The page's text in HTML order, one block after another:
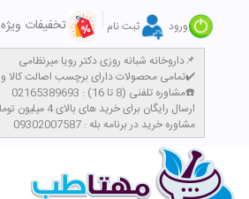
ورود ثبت نام تخفیفات ویژه
داروخانه شبانه روزی دکتر رویا میرنظامی📌
تمامی محصولات دارای برچسب اصالت کالا و سیب سلامت میباشند✔️
مشاوره تلفنی (8 تا 16) : 02165389693☎️
​ارسال رایگان برای خرید های بالای 4 میلیون تومان با پست پیشتاز
مشاوره خرید در برنامه بله : 09302007587